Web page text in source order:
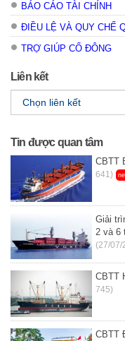
BÁO CÁO TÀI CHÍNH
ĐIỀU LỆ VÀ QUY CHẾ
TRỢ GIÚP CỔ ĐÔNG
Liên kết
Tin được quan tâm
CBTT
641)
Giải
2 và 6
(27/07/
CBTT
745)
CBTT